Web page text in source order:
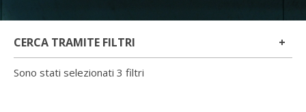
CERCA TRAMITE FILTRI
Sono stati selezionati 3 filtri